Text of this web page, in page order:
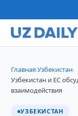
Главная›Узбекистан›
Узбекистан и ЕС
взаимодействия
УЗБЕКИСТАН